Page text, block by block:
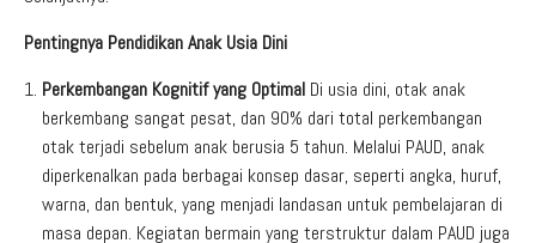
Pentingnya Pendidikan Anak Usia Dini
Perkembangan Kognitif yang Optimal Di usia dini, otak anak
berkembang sangat pesat, dan 90% dari total perkembangan
otak terjadi sebelum anak berusia 5 tahun. Melalui PAUD, anak
diperkenalkan pada berbagai konsep dasar, seperti angka, huruf,
warna, dan bentuk, yang menjadi landasan untuk pembelajaran di
masa depan. Kegiatan bermain yang terstruktur dalam PAUD juga